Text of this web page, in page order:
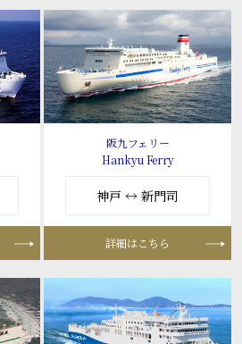
阪九フェリー
Hankyu Ferry
神戸 ↔ 新門司
詳細はこちら